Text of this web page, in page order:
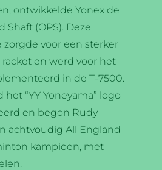
ontwikkelde Yonex de
Shaft (OPS). Deze
voor een sterker
en werd voor het
in de T-7500.
het “YY Yoneyama” logo
en begon Rudy
achtvoudig All England
kampioen, met